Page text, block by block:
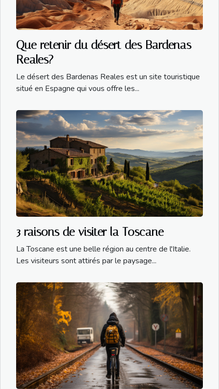
Que retenir du désert des Bardenas
Reales?
Le désert des Bardenas Reales est un site touristique
situé en Espagne qui vous offre les...
3 raisons de visiter la Toscane
La Toscane est une belle région au centre de l'Italie.
Les visiteurs sont attirés par le paysage...